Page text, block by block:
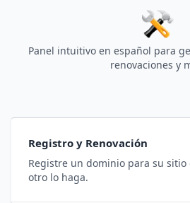
Panel intuitivo en español para
renovaciones y
Registro y Renovación
Registre un dominio para su sitio
otro lo haga.